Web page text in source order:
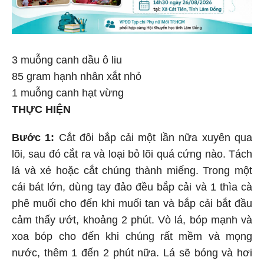
3 muỗng canh dầu ô liu
85 gram hạnh nhân xắt nhỏ
1 muỗng canh hạt vừng
THỰC HIỆN
Bước 1: Cắt đôi bắp cải một lần nữa xuyên qua
lõi, sau đó cắt ra và loại bỏ lõi quá cứng nào. Tách
lá và xé hoặc cắt chúng thành miếng. Trong một
cái bát lớn, dùng tay đảo đều bắp cải và 1 thìa cà
phê muối cho đến khi muối tan và bắp cải bắt đầu
cảm thấy ướt, khoảng 2 phút. Vò lá, bóp mạnh và
xoa bóp cho đến khi chúng rất mềm và mọng
nước, thêm 1 đến 2 phút nữa. Lá sẽ bóng và hơi